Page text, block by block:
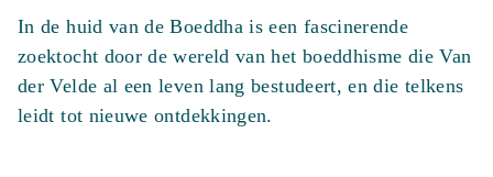
In de huid van de Boeddha is een fascinerende
zoektocht door de wereld van het boeddhisme die Van
der Velde al een leven lang bestudeert, en die telkens
leidt tot nieuwe ontdekkingen.